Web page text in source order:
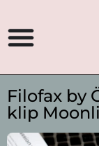
Filofax by
klip